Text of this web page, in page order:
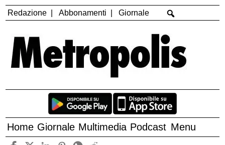
Redazione Abbonamenti Giornale
Home Giornale Multimedia Podcast Menu